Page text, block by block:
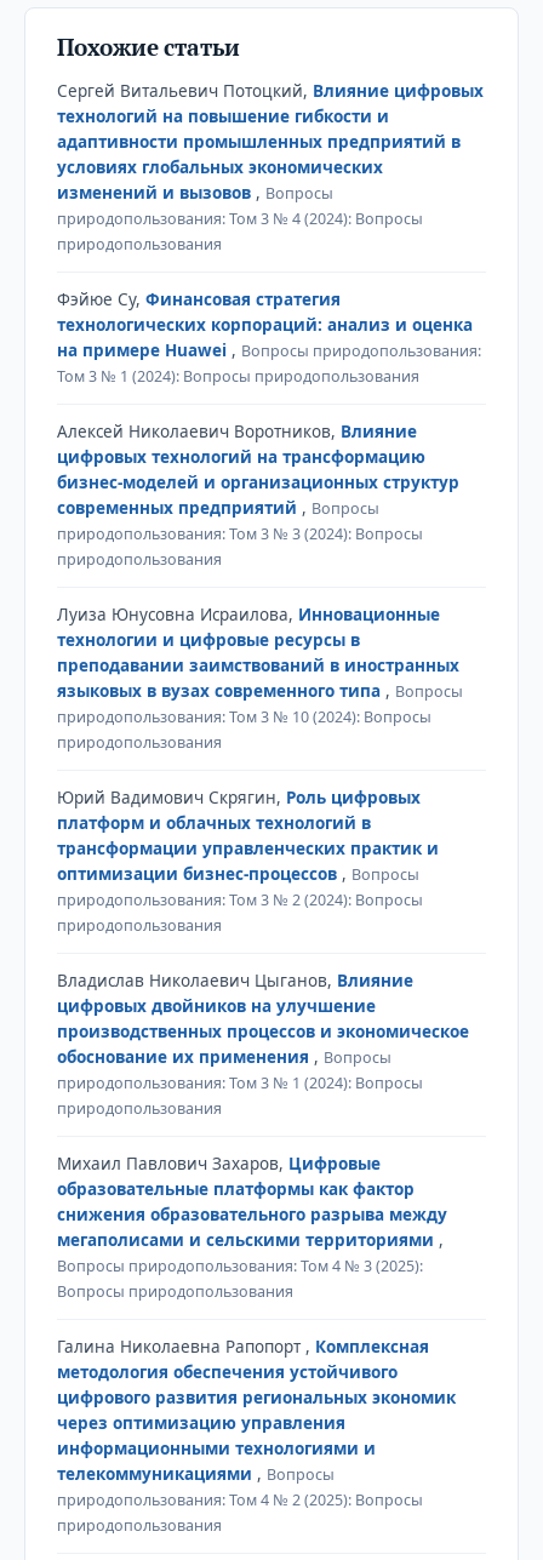
Похожие статьи
Сергей Витальевич Потоцкий, Влияние цифровых
технологий на повышение гибкости и
адаптивности промышленных предприятий в
условиях глобальных экономических
изменений и вызовов , Вопросы
природопользования: Том 3 № 4 (2024): Вопросы
природопользования
Фэйюе Су, Финансовая стратегия
технологических корпораций: анализ и оценка
на примере Huawei , Вопросы природопользования:
Том 3 № 1 (2024): Вопросы природопользования
Алексей Николаевич Воротников, Влияние
цифровых технологий на трансформацию
бизнес-моделей и организационных структур
современных предприятий , Вопросы
природопользования: Том 3 № 3 (2024): Вопросы
природопользования
Луиза Юнусовна Исраилова, Инновационные
технологии и цифровые ресурсы в
преподавании заимствований в иностранных
языковых в вузах современного типа , Вопросы
природопользования: Том 3 № 10 (2024): Вопросы
природопользования
Юрий Вадимович Скрягин, Роль цифровых
платформ и облачных технологий в
трансформации управленческих практик и
оптимизации бизнес-процессов , Вопросы
природопользования: Том 3 № 2 (2024): Вопросы
природопользования
Владислав Николаевич Цыганов, Влияние
цифровых двойников на улучшение
производственных процессов и экономическое
обоснование их применения , Вопросы
природопользования: Том 3 № 1 (2024): Вопросы
природопользования
Михаил Павлович Захаров, Цифровые
образовательные платформы как фактор
снижения образовательного разрыва между
мегаполисами и сельскими территориями ,
Вопросы природопользования: Том 4 № 3 (2025):
Вопросы природопользования
Галина Николаевна Рапопорт , Комплексная
методология обеспечения устойчивого
цифрового развития региональных экономик
через оптимизацию управления
информационными технологиями и
телекоммуникациями , Вопросы
природопользования: Том 4 № 2 (2025): Вопросы
природопользования